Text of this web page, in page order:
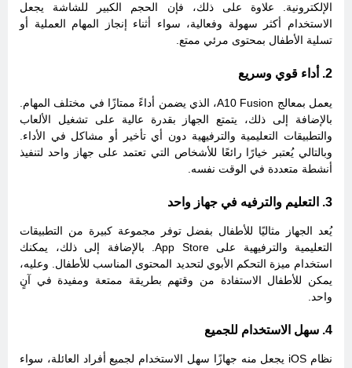
الإلكترونية. علاوة على ذلك، فإن الحجم الكبير للشاشة يجعل
الاستخدام أكثر سهولة وفعالية، سواء أثناء إنجاز المهام العملية أو
تسلية الأطفال بمحتوى مرئي ممتع.
2. أداء قوي وسريع
يعمل بمعالج A10 Fusion، الذي يضمن أداءً ممتازًا في مختلف المهام.
بالإضافة إلى ذلك، يتمتع الجهاز بقدرة عالية على تشغيل الألعاب
والتطبيقات التعليمية والترفيهية دون أي تأخير أو مشاكل في الأداء.
وبالتالي يُعتبر خيارًا رائعًا للأشخاص التي تعتمد على جهاز واحد لتنفيذ
أنشطة متعددة في الوقت نفسه.
3. التعليم والترفيه في جهاز واحد
يُعد الجهاز مثاليًا للأطفال بفضل توفر مجموعة كبيرة من التطبيقات
التعليمية والترفيهية على App Store. بالإضافة إلى ذلك، يمكنك
استخدام ميزة التحكم الأبوي لتحديد المحتوى المناسب للأطفال. وعليه،
يمكن للأطفال الاستفادة من وقتهم بطريقة ممتعة ومفيدة في آنٍ
واحد.
4. سهل الاستخدام للجميع
نظام iOS يجعل منه جهازًا سهل الاستخدام لجميع أفراد العائلة، سواء